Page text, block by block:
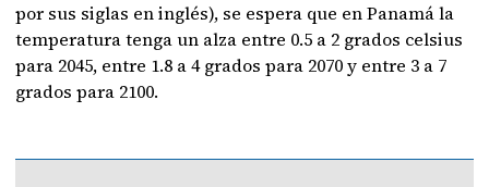
por sus siglas en inglés), se espera que en Panamá la
temperatura tenga un alza entre 0.5 a 2 grados celsius
para 2045, entre 1.8 a 4 grados para 2070 y entre 3 a 7
grados para 2100.